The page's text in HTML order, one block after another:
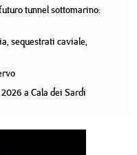
tunnel sottomarino:
sequestrati caviale,
a Cala dei Sardi